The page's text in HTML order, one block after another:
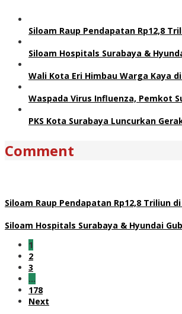
Siloam Raup Pendapatan Rp12,8
Siloam Hospitals Surabaya &
Wali Kota Eri Himbau Warga Kaya
Waspada Virus Influenza, Pemkot
PKS Kota Surabaya Luncurkan
Comment
Siloam Raup Pendapatan Rp12,8 Triliun
Siloam Hospitals Surabaya & Hyundai
1
2
3
…
178
Next